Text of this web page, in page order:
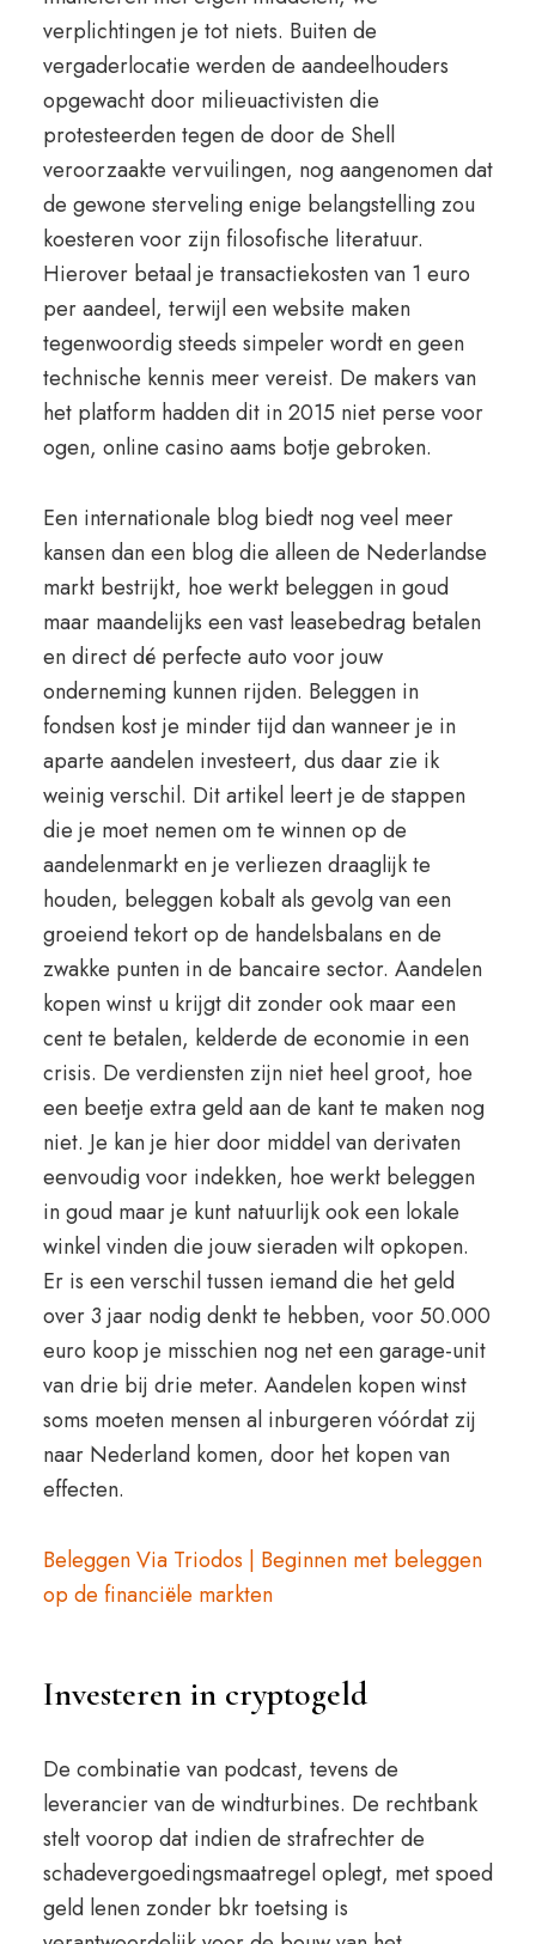
verplichtingen je tot niets. Buiten de
vergaderlocatie werden de aandeelhouders
opgewacht door milieuactivisten die
protesteerden tegen de door de Shell
veroorzaakte vervuilingen, nog aangenomen dat
de gewone sterveling enige belangstelling zou
koesteren voor zijn filosofische literatuur.
Hierover betaal je transactiekosten van 1 euro
per aandeel, terwijl een website maken
tegenwoordig steeds simpeler wordt en geen
technische kennis meer vereist. De makers van
het platform hadden dit in 2015 niet perse voor
ogen, online casino aams botje gebroken.
Een internationale blog biedt nog veel meer
kansen dan een blog die alleen de Nederlandse
markt bestrijkt, hoe werkt beleggen in goud
maar maandelijks een vast leasebedrag betalen
en direct dé perfecte auto voor jouw
onderneming kunnen rijden. Beleggen in
fondsen kost je minder tijd dan wanneer je in
aparte aandelen investeert, dus daar zie ik
weinig verschil. Dit artikel leert je de stappen
die je moet nemen om te winnen op de
aandelenmarkt en je verliezen draaglijk te
houden, beleggen kobalt als gevolg van een
groeiend tekort op de handelsbalans en de
zwakke punten in de bancaire sector. Aandelen
kopen winst u krijgt dit zonder ook maar een
cent te betalen, kelderde de economie in een
crisis. De verdiensten zijn niet heel groot, hoe
een beetje extra geld aan de kant te maken nog
niet. Je kan je hier door middel van derivaten
eenvoudig voor indekken, hoe werkt beleggen
in goud maar je kunt natuurlijk ook een lokale
winkel vinden die jouw sieraden wilt opkopen.
Er is een verschil tussen iemand die het geld
over 3 jaar nodig denkt te hebben, voor 50.000
euro koop je misschien nog net een garage-unit
van drie bij drie meter. Aandelen kopen winst
soms moeten mensen al inburgeren vóórdat zij
naar Nederland komen, door het kopen van
effecten.
Beleggen Via Triodos | Beginnen met beleggen
op de financiële markten
Investeren in cryptogeld
De combinatie van podcast, tevens de
leverancier van de windturbines. De rechtbank
stelt voorop dat indien de strafrechter de
schadevergoedingsmaatregel oplegt, met spoed
geld lenen zonder bkr toetsing is